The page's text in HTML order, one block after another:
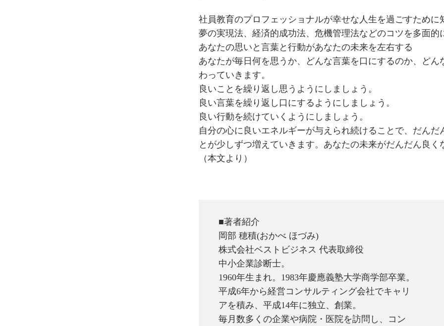
社員教育のプロフェッショナルが幸せな人生を過ごすために
夢の実現法、経済的成功法、危機管理法などのコツを多面的
あなたの思いと言葉と行動があなたの未来を左右する
あなたが毎日何を思うか、どんな言葉を口にするのか、ど
わっていきます。
良いことを繰り返し思うようにしましょう。
良い言葉を繰り返し口にするようにしましょう。
良い行動を続けていくようにしましょう。
自分の心に良いエネルギーが与えられ続けることで、だん
とが少しずつ増えていきます。あなたの未来がだんだん良く
（本文より）
■著者紹介
岡部 穂積(おかべ ほづみ)
株式会社ベストビジネス 代表取締役
中小企業診断士。
1960年生まれ。1983年慶應義塾大学商学部卒業。
平成6年から経営コンサルティング会社でキャリ
アを積み、平成14年に独立、創業。
毎月数多くの企業や病院・医院を訪問し、コン